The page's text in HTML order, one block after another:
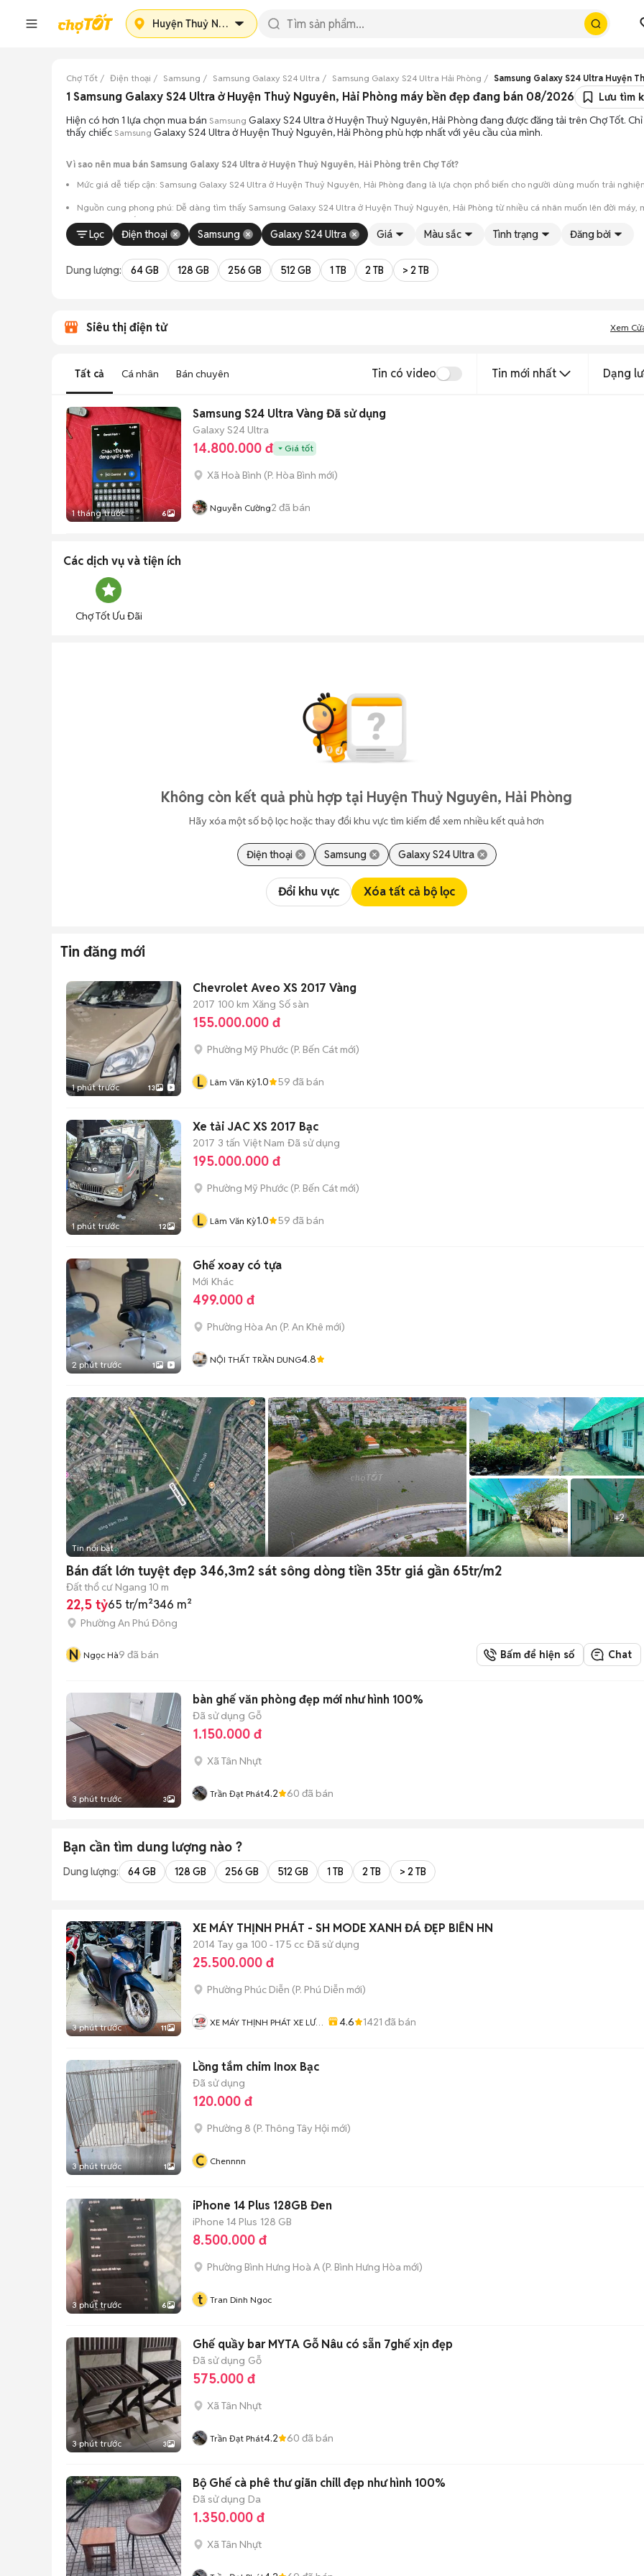
Huyện Thuỷ Nguyên
Chợ Tốt Điện thoại Samsung Samsung Galaxy S24 Ultra Samsung Galaxy S24 Ultra Hải Phòng Samsung Galaxy S24 Ultra Huyện
1 Samsung Galaxy S24 Ultra ở Huyện Thuỷ Nguyên, Hải Phòng máy bền đẹp đang bán 08/2026
Lưu tìm
Hiện có hơn 1 lựa chọn mua bán Samsung Galaxy S24 Ultra ở Huyện Thuỷ Nguyên, Hải Phòng đang được đăng tải trên Chợ Tốt.
thấy chiếc Samsung Galaxy S24 Ultra ở Huyện Thuỷ Nguyên, Hải Phòng phù hợp nhất với yêu cầu của mình.
Vì sao nên mua bán Samsung Galaxy S24 Ultra ở Huyện Thuỷ Nguyên, Hải Phòng trên Chợ Tốt?
Mức giá dễ tiếp cận: Samsung Galaxy S24 Ultra ở Huyện Thuỷ Nguyên, Hải Phòng đang là lựa chọn phổ biến cho người dùng muốn trải
Nguồn cung phong phú: Dễ dàng tìm thấy Samsung Galaxy S24 Ultra ở Huyện Thuỷ Nguyên, Hải Phòng từ nhiều cá nhân muốn lên đời
máy và màu sắc.
Giao dịch minh bạch: Việc gặp gỡ trực tiếp giúp người mua đánh giá chính xác hiệu năng thực tế của máy so với mô tả trên tin
Mua bán linh hoạt: Hai bên có thể chủ động thỏa thuận giá cả và địa điểm giao nhận, chốt giao dịch nhanh chóng khi đạt
Lọc Điện thoại Samsung Galaxy S24 Ultra Giá Màu sắc Tình trạng Đăng bởi
Dung lượng: 64 GB 128 GB 256 GB 512 GB 1 TB 2 TB > 2 TB
Siêu thị điện tử Xem
Tất cả Cá nhân Bán chuyên Tin có video Tin mới nhất Dạng
1 tháng trước 6
Samsung S24 Ultra Vàng Đã sử dụng
Galaxy S24 Ultra
14.800.000 đ Giá tốt
Xã Hoà Bình (P. Hòa Bình mới)
Nguyễn Cường2 đã bán
Các dịch vụ và tiện ích
Chợ Tốt Ưu Đãi
Không còn kết quả phù hợp tại Huyện Thuỷ Nguyên, Hải Phòng
Hãy xóa một số bộ lọc hoặc thay đổi khu vực tìm kiếm để xem nhiều kết quả hơn
Điện thoại Samsung Galaxy S24 Ultra
Đổi khu vực Xóa tất cả bộ lọc
Tin đăng mới
1 phút trước 13
Chevrolet Aveo XS 2017 Vàng
2017 100 km Xăng Số sàn
155.000.000 đ
Phường Mỹ Phước (P. Bến Cát mới)
L Lâm Văn Kỳ1.0 59 đã bán
1 phút trước 12
Xe tải JAC XS 2017 Bạc
2017 3 tấn Việt Nam Đã sử dụng
195.000.000 đ
Phường Mỹ Phước (P. Bến Cát mới)
L Lâm Văn Kỳ1.0 59 đã bán
2 phút trước 1
Ghế xoay có tựa
Mới Khác
499.000 đ
Phường Hòa An (P. An Khê mới)
NỘI THẤT TRẦN DUNG4.8
+2
Tin nổi bật
Bán đất lớn tuyệt đẹp 346,3m2 sát sông dòng tiền 35tr giá gần 65tr/m2
Đất thổ cư Ngang 10 m
22,5 tỷ65 tr/m²346 m²
Phường An Phú Đông
N Ngọc Hà9 đã bán Bấm để hiện số Chat
3 phút trước 3
bàn ghế văn phòng đẹp mới như hình 100%
Đã sử dụng Gỗ
1.150.000 đ
Xã Tân Nhựt
Trần Đạt Phát4.2 60 đã bán
Bạn cần tìm dung lượng nào ?
Dung lượng: 64 GB 128 GB 256 GB 512 GB 1 TB 2 TB > 2 TB
3 phút trước 11
XE MÁY THỊNH PHÁT - SH MODE XANH ĐÁ ĐẸP BIỂN HN
2014 Tay ga 100 - 175 cc Đã sử dụng
25.500.000 đ
Phường Phúc Diễn (P. Phú Diễn mới)
XE MÁY THỊNH PHÁT XE LƯỚT
4.6 1421 đã bán
3 phút trước 1
Lồng tắm chim Inox Bạc
Đã sử dụng
120.000 đ
Phường 8 (P. Thông Tây Hội mới)
C Chennnn
3 phút trước 6
iPhone 14 Plus 128GB Đen
iPhone 14 Plus 128 GB
8.500.000 đ
Phường Bình Hưng Hoà A (P. Bình Hưng Hòa mới)
t Tran Dinh Ngoc
3 phút trước 3
Ghế quầy bar MYTA Gỗ Nâu có sẵn 7ghế xịn đẹp
Đã sử dụng Gỗ
575.000 đ
Xã Tân Nhựt
Trần Đạt Phát4.2 60 đã bán
Bộ Ghế cà phê thư giãn chill đẹp như hình 100%
Đã sử dụng Da
1.350.000 đ
Xã Tân Nhựt